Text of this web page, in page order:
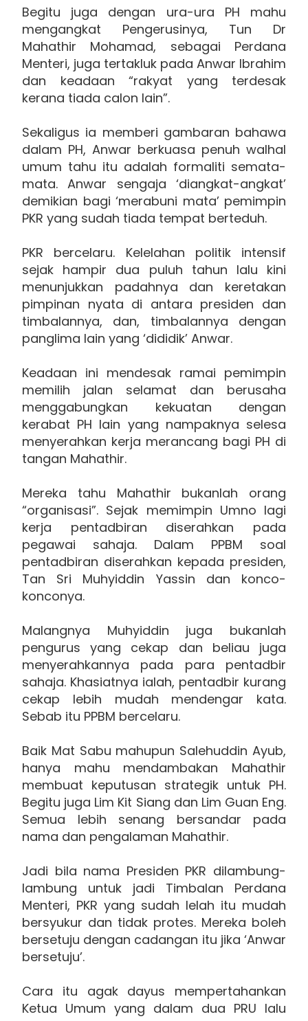
Begitu juga dengan ura-ura PH mahu
mengangkat Pengerusinya, Tun Dr
Mahathir Mohamad, sebagai Perdana
Menteri, juga tertakluk pada Anwar Ibrahim
dan keadaan “rakyat yang terdesak
kerana tiada calon lain”.
Sekaligus ia memberi gambaran bahawa
dalam PH, Anwar berkuasa penuh walhal
umum tahu itu adalah formaliti semata-
mata. Anwar sengaja ‘diangkat-angkat’
demikian bagi ‘merabuni mata’ pemimpin
PKR yang sudah tiada tempat berteduh.
PKR bercelaru. Kelelahan politik intensif
sejak hampir dua puluh tahun lalu kini
menunjukkan padahnya dan keretakan
pimpinan nyata di antara presiden dan
timbalannya, dan, timbalannya dengan
panglima lain yang ‘dididik’ Anwar.
Keadaan ini mendesak ramai pemimpin
memilih jalan selamat dan berusaha
menggabungkan kekuatan dengan
kerabat PH lain yang nampaknya selesa
menyerahkan kerja merancang bagi PH di
tangan Mahathir.
Mereka tahu Mahathir bukanlah orang
“organisasi”. Sejak memimpin Umno lagi
kerja pentadbiran diserahkan pada
pegawai sahaja. Dalam PPBM soal
pentadbiran diserahkan kepada presiden,
Tan Sri Muhyiddin Yassin dan konco-
konconya.
Malangnya Muhyiddin juga bukanlah
pengurus yang cekap dan beliau juga
menyerahkannya pada para pentadbir
sahaja. Khasiatnya ialah, pentadbir kurang
cekap lebih mudah mendengar kata.
Sebab itu PPBM bercelaru.
Baik Mat Sabu mahupun Salehuddin Ayub,
hanya mahu mendambakan Mahathir
membuat keputusan strategik untuk PH.
Begitu juga Lim Kit Siang dan Lim Guan Eng.
Semua lebih senang bersandar pada
nama dan pengalaman Mahathir.
Jadi bila nama Presiden PKR dilambung-
lambung untuk jadi Timbalan Perdana
Menteri, PKR yang sudah lelah itu mudah
bersyukur dan tidak protes. Mereka boleh
bersetuju dengan cadangan itu jika ‘Anwar
bersetuju’.
Cara itu agak dayus mempertahankan
Ketua Umum yang dalam dua PRU lalu